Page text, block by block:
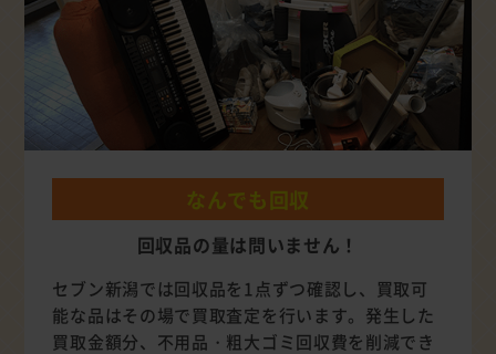
なんでも回収
回収品の量は問いません！
セブン新潟では回収品を1点ずつ確認し、買取可
能な品はその場で買取査定を行います。発生した
買取金額分、不用品・粗大ゴミ回収費を削減でき